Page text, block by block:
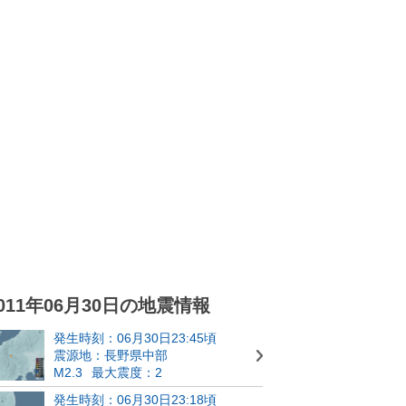
年06月30日の地震情報
発生時刻：06月30日23:45頃
震源地：長野県中部
M2.3
最大震度：2
発生時刻：06月30日23:18頃